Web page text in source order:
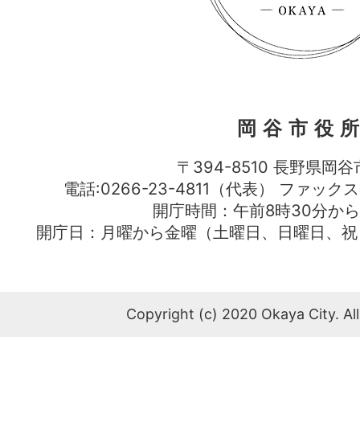
岡谷市役
〒394-8510 長野県岡谷
電話:0266-23-4811（代表） ファッ
開庁時間：午前8時30分か
開庁日：月曜から金曜（土曜日、日曜日、
Copyright (c) 2020 Okaya City.